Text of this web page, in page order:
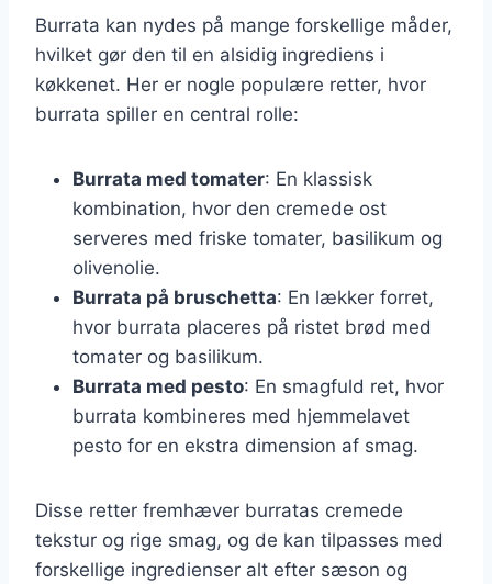
Burrata kan nydes på mange forskellige måder,
hvilket gør den til en alsidig ingrediens i
køkkenet. Her er nogle populære retter, hvor
burrata spiller en central rolle:
Burrata med tomater: En klassisk
kombination, hvor den cremede ost
serveres med friske tomater, basilikum og
olivenolie.
Burrata på bruschetta: En lækker forret,
hvor burrata placeres på ristet brød med
tomater og basilikum.
Burrata med pesto: En smagfuld ret, hvor
burrata kombineres med hjemmelavet
pesto for en ekstra dimension af smag.
Disse retter fremhæver burratas cremede
tekstur og rige smag, og de kan tilpasses med
forskellige ingredienser alt efter sæson og